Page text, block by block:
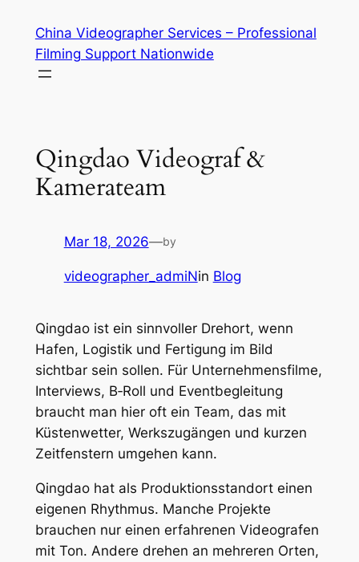
content
China Videographer Services – Professional
Filming Support Nationwide
Qingdao Videograf &
Kamerateam
Mar 18, 2026—by
videographer_admiNin Blog
Qingdao ist ein sinnvoller Drehort, wenn
Hafen, Logistik und Fertigung im Bild
sichtbar sein sollen. Für Unternehmensfilme,
Interviews, B‑Roll und Eventbegleitung
braucht man hier oft ein Team, das mit
Küstenwetter, Werkszugängen und kurzen
Zeitfenstern umgehen kann.
Qingdao hat als Produktionsstandort einen
eigenen Rhythmus. Manche Projekte
brauchen nur einen erfahrenen Videografen
mit Ton. Andere drehen an mehreren Orten,